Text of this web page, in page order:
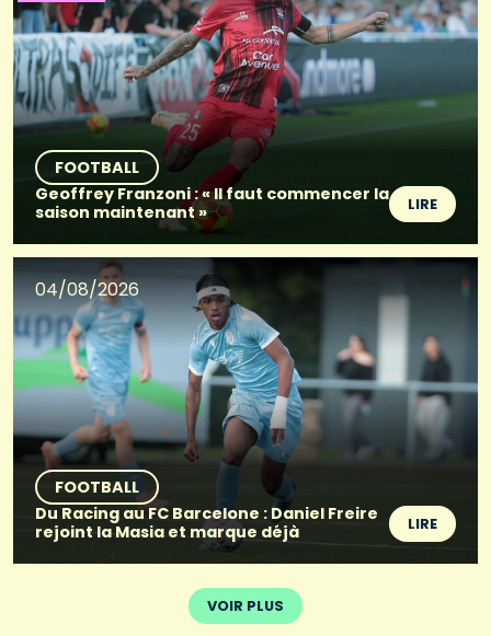
FOOTBALL
Geoffrey Franzoni : « Il faut commencer la
saison maintenant »
LIRE
04/08/2026
FOOTBALL
Du Racing au FC Barcelone : Daniel Freire
rejoint la Masia et marque déjà
LIRE
VOIR PLUS